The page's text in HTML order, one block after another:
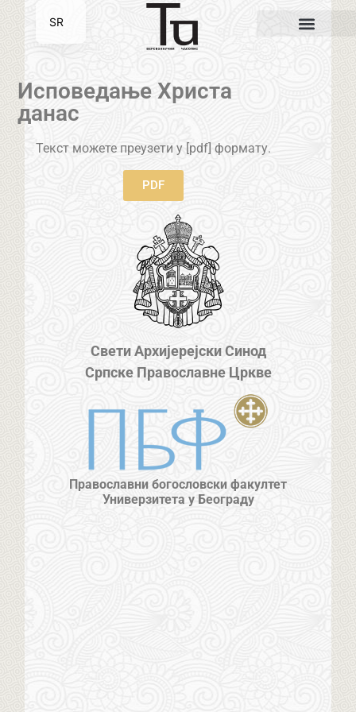
Исповедање Христа
данас
Текст можете преузети у [pdf] формату.
PDF
Свети Архијерејски Синод
Српске Православне Цркве
Православни богословски факултет
Универзитета у Београду
SR
EN